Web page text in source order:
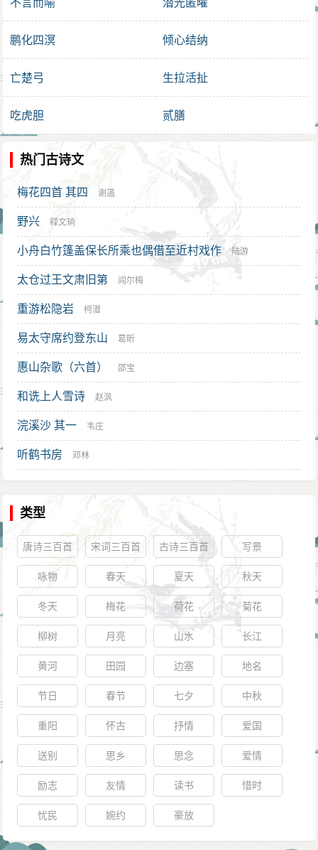
不言而喻 潜光匿曜
鹏化四溟 倾心结纳
亡楚弓 生拉活扯
吃虎胆 贰膳
热门古诗文
梅花四首 其四 谢薖
野兴 释文珦
小舟白竹篷盖保长所乘也偶借至近村戏作 陆游
太仓过王文肃旧第 阎尔梅
重游松隐岩 柯潜
易太守席约登东山 葛昕
惠山杂歌（六首） 邵宝
和诜上人雪诗 赵沨
浣溪沙 其一 韦庄
听鹤书房 邓林
类型
唐诗三百首 宋词三百首 古诗三百首 写景
咏物 春天 夏天 秋天
冬天 梅花 荷花 菊花
柳树 月亮 山水 长江
黄河 田园 边塞 地名
节日 春节 七夕 中秋
重阳 怀古 抒情 爱国
送别 思乡 思念 爱情
励志 友情 读书 惜时
忧民 婉约 豪放